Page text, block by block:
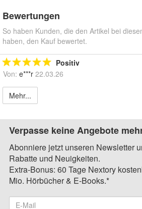
Bewertungen
So haben Kunden, die den Artikel bei
haben, den Kauf bewertet.
Positiv
Von: e***r 22.03.26
Mehr...
Verpasse keine Angebote
Abonniere jetzt unseren Newsletter
Rabatte und Neuigkeiten.
Extra-Bonus: 60 Tage Nextory
Mio. Hörbücher & E-Books.*